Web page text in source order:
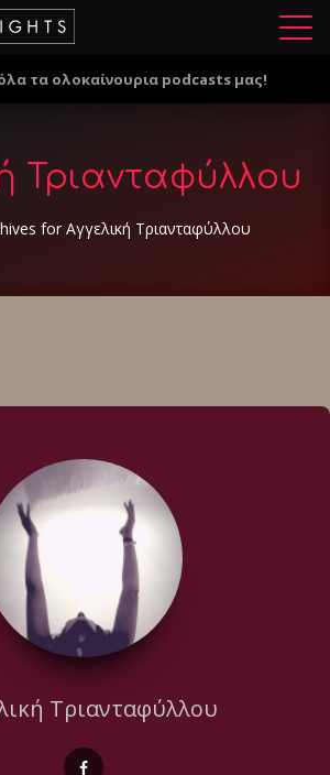
Μ
ο
τα ολοκαίνουρια podcasts μας!
Τριανταφύλλου
for Αγγελική Τριανταφύλλου
Τριανταφύλλου